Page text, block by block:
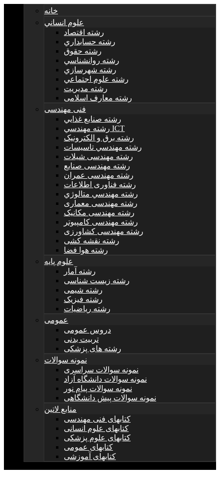
خانه
علوم انساني
رشته اقتصاد
رشته حسابداري
رشته حقوق
رشته روانشناسي
رشته شهرسازي
رشته علوم اجتماعي
رشته مديريت
رشته معارف اسلامی
فنی مهندسی
رشته صنايع غذايي
رشته مهندسي ICT
رشته برق و الکترونيک
رشته مهندسي تاسيسات
رشته مهندسی شیلات
رشته مهندسی صنایع
رشته مهندسی عمران
رشته فناوری اطلاعات
رشته مهندسي متالوژي
رشته مهندسی معماری
رشته مهندسی مکانیک
رشته مهندسی کامپیوتر
رشته مهندسی کشاورزی
رشته نقشه کشی
رشته هوا فضا
علوم پایه
رشته آمار
رشته زیست شناسی
رشته شیمی
رشته فیزیک
رشته ریاضیات
عمومی
دروس عمومی
تربیت بدنی
رشته های پزشکی
نمونه سوالات
نمونه سوالات سراسری
نمونه سوالات دانشگاه آزاد
نمونه سوالات پیام نور
نمونه سوالات پیش دانشگاهی
منابع لاتین
کتابهای فنی مهندسی
کتابهای علوم انسانی
کتابهای علوم پزشکی
کتابهای عمومی
کتابهای آموزشی